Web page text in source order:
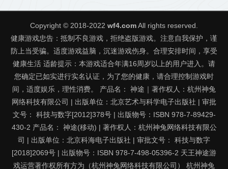
Copyright © 2018-2022 wf4.comAll rights reserved.
健康游戏忠告：抵制不良游戏，拒绝盗版游戏。注意自我保护，谨
防上当受骗。适度游戏益脑，沉迷游戏伤身。合理安排时间，享受
健康生活 适龄提示：本游戏适合年满16周岁以上的用户进入。请
您确定已如实进行实名认证，为了您的健康，请合理控制游戏时
间，适度娱乐，理性消费。 产品名： 神途｜著作权人：杭州神兔
网络科技有限公司 | 出版单位：北京艺术与科学电子出版社 | 审批
文号： 科技与数字[2012]378号 | 出版物号：ISBN 978-7-89429-
430-2 产品名： 神途(移动) | 著作权人：杭州神兔网络科技有限公
司 | 出版单位：北京科海电子出版社 | 审批文号： 科技与数字
[2018]2069号 | 出版物号：ISBN 978-7-498-05396-2 天王神途游
戏运营著作权所有方为（杭州神兔网络科技有限公司） 杭州神兔